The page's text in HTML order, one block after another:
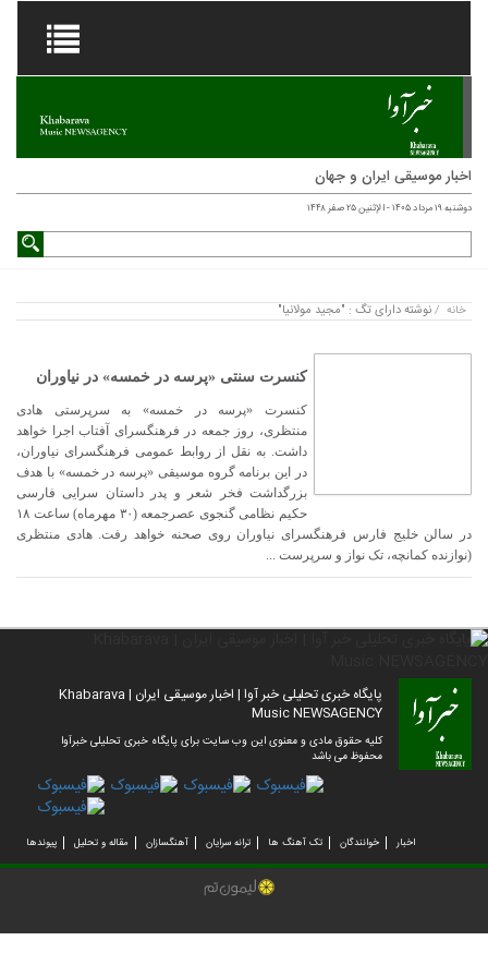
اخبار موسیقی ایران و جهان
دوشنبه ۱۹ مرداد ۱۴۰۵ - الإثنين ۲۵ صفر ۱۴۴۸
خانه /نوشته دارای تگ : "مجید مولانیا"
کنسرت سنتی «پرسه در خمسه» در نیاوران
کنسرت «پرسه در خمسه» به سرپرستی هادی
منتظری، روز جمعه در فرهنگسرای آفتاب اجرا خواهد
داشت. به نقل از روابط عمومی فرهنگسرای نیاوران،
در این برنامه گروه موسیقی «پرسه در خمسه» با هدف
بزرگداشت فخر شعر و پدر داستان سرایی فارسی
حکیم نظامی گنجوی عصرجمعه (۳۰ مهرماه) ساعت ۱۸
در سالن خلیج فارس فرهنگسرای نیاوران روی صحنه خواهد رفت. هادی منتظری
(نوازنده کمانچه، تک نواز و سرپرست ...
پایگاه خبری تحلیلی خبر آوا | اخبار موسیقی ایران | Khabarava
Music NEWSAGENCY
کلیه حقوق مادی و معنوی این وب سایت برای پایگاه خبری تحلیلی خبرآوا
محفوظ می باشد
اخبار خوانندگان تک آهنگ ها ترانه سرایان آهنگسازان مقاله و تحلیل پیوندها